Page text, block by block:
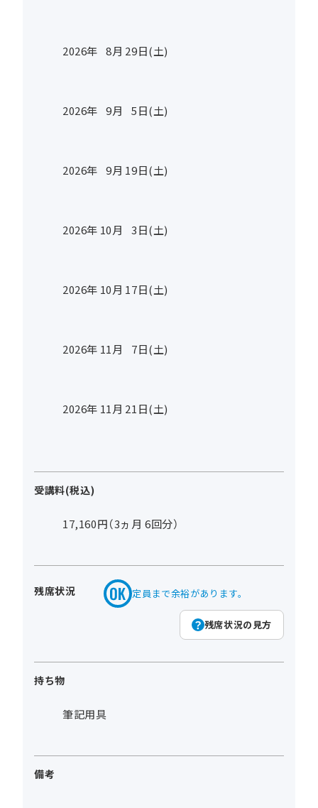
2026年 8月 29日(土)
2026年 9月 5日(土)
2026年 9月 19日(土)
2026年 10月 3日(土)
2026年 10月 17日(土)
2026年 11月 7日(土)
2026年 11月 21日(土)
受講料(税込)
17,160円（3ヵ月 6回分）
残席状況 定員まで余裕があります。
残席状況の見方
持ち物
筆記用具
備考